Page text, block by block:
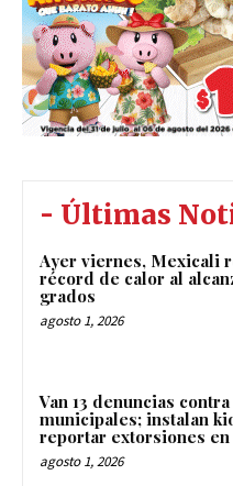
- Últimas
Ayer viernes, Mexicali
récord de calor al
grados
agosto 1, 2026
Van 13 denuncias
municipales; instalan
reportar extorsiones en
agosto 1, 2026